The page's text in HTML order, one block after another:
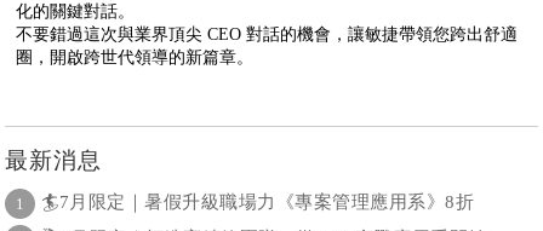
化的關鍵對話。
不要錯過這次與業界頂尖 CEO 對話的機會，讓敏捷帶領您跨出舒適
圈，開啟跨世代領導的新篇章。
最新消息
1 🏄7月限定｜暑假升級職場力《專案管理應用系》8折